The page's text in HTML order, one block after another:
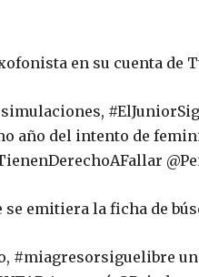
en su cuenta de
año del intento de
se emitiera la ficha de
#miagresorsiguelibre